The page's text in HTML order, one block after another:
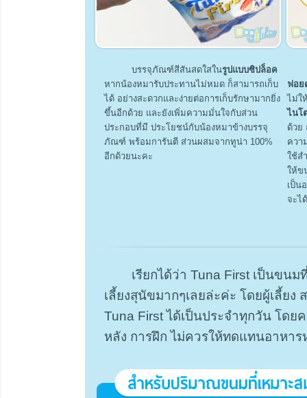
บรรจุภัณฑ์สีสันสดใสในรูปแบบซิปล็อค
หากน้องหมารับประทานไม่หมด ก็สามารถเก็บ
ได้ อย่างสะดวกและง่ายต่อการเก็บรักษามากยิ่ง
ขึ้นอีกด้วย และยังเพิ่มความมั่นใจกับส่วน
ประกอบที่มี ประโยชน์กับน้องหมาข้างบรรจุ
ภัณฑ์ พร้อมการันตี ส่วนผสมจากทูน่า 100%
อีกด้วยนะคะ
ฟอย
ไม่ใ
ไนโ
ด้วย
ควา
ใช้ส
ให้ข
เป็น
จะไ
เรียกได้ว่า Tuna First เป็นขน
เลี้ยงสุนัขมากๆเลยล่ะค่ะ โดยผู้เลี้ย
Tuna First ได้เป็นประจำทุกวัน โดย
หลัง การฝึก ไม่ควรให้ทดแทนอาหาร